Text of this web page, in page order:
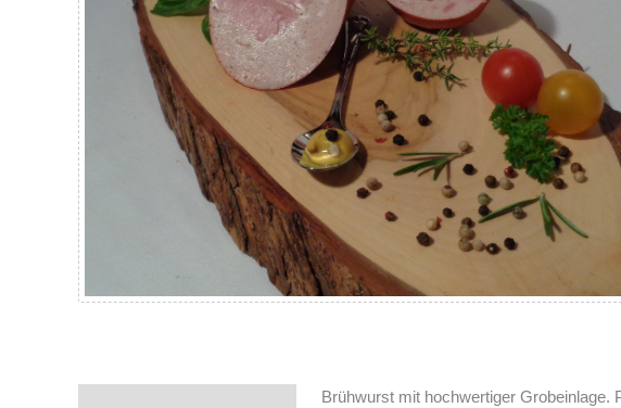
Brühwurst mit hochwertiger Grobeinlage.